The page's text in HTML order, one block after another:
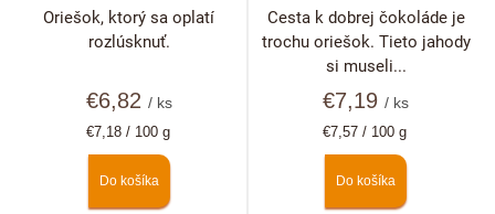
€6,82 / ks
Jednotková
€7,18 / 100 g
Do košíka
Oriešok, ktorý sa oplatí
rozlúsknuť.
€7,19/ ks
Jednotková
€7,57 / 100 g
Do košíka
Cesta k dobrej čokoláde je
trochu oriešok. Tieto jahody
si museli...